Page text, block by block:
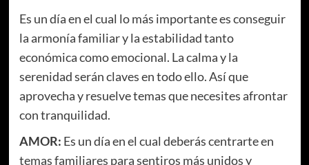
Es un día en el cual lo más importante es conseguir
la armonía familiar y la estabilidad tanto
económica como emocional. La calma y la
serenidad serán claves en todo ello. Así que
aprovecha y resuelve temas que necesites afrontar
con tranquilidad.
AMOR: Es un día en el cual deberás centrarte en
temas familiares para sentiros más unidos y